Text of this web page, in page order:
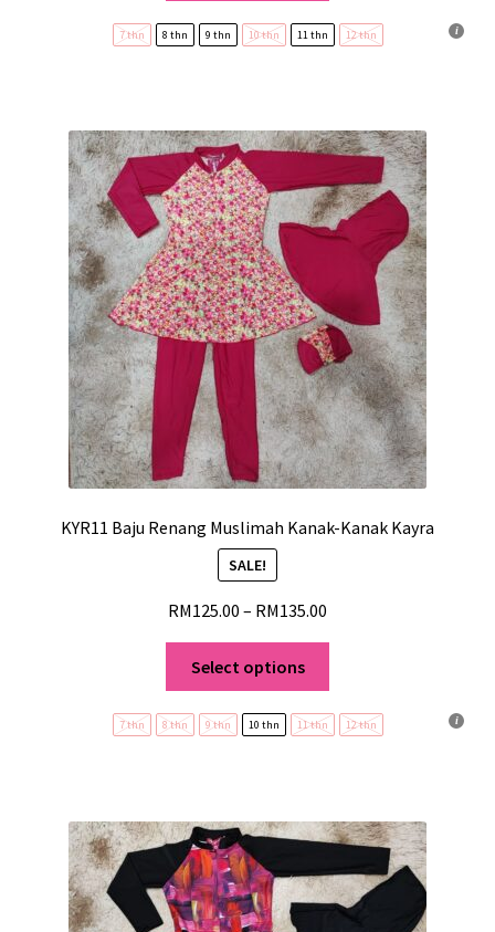
7 thn 8 thn 9 thn 10 thn 11 thn 12 thn
KYR11 Baju Renang Muslimah Kanak-Kanak Kayra
SALE!
RM125.00 – RM135.00
Select options
7 thn 8 thn 9 thn 10 thn 11 thn 12 thn